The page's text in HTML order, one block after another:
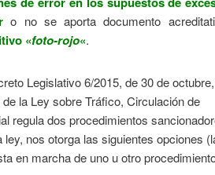
o no se aporta documento
«foto-rojo«.
Legislativo 6/2015, de 30 de
la Ley sobre Tráfico, Circulación de
regula dos procedimientos
nos otorga las siguientes opciones
en marcha de uno u otro